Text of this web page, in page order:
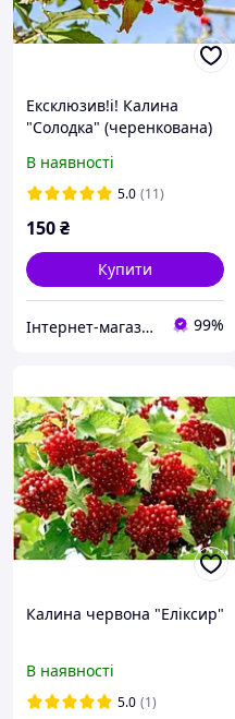
Ексклюзив!і! Калина
"Солодка" (черенкована)
В наявності
5.0 (11)
150₴
Купити
Інтернет-магазин "Магазин Рослин" Власне Виробництво🌱 99%
Калина червона "Еліксир"
В наявності
5.0 (1)